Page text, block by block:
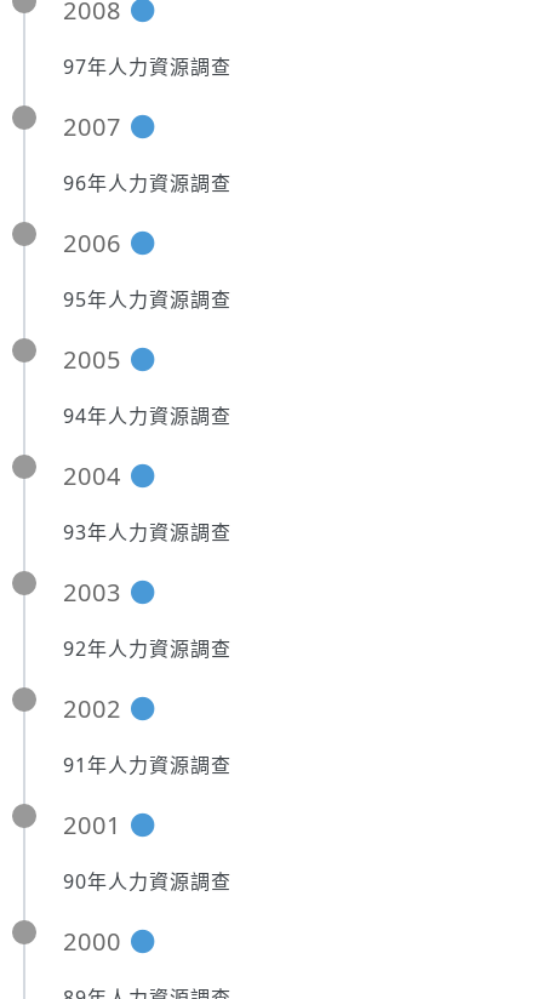
2008
97年人力資源調查
2007
96年人力資源調查
2006
95年人力資源調查
2005
94年人力資源調查
2004
93年人力資源調查
2003
92年人力資源調查
2002
91年人力資源調查
2001
90年人力資源調查
2000